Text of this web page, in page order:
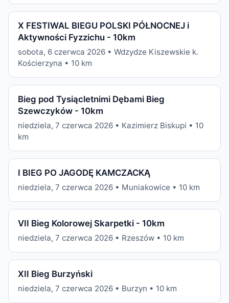
X FESTIWAL BIEGU POLSKI PÓŁNOCNEJ i
Aktywności Fyzzichu - 10km
sobota, 6 czerwca 2026 • Wdzydze Kiszewskie k.
Kościerzyna • 10 km
Bieg pod Tysiącletnimi Dębami Bieg
Szewczyków - 10km
niedziela, 7 czerwca 2026 • Kazimierz Biskupi • 10
km
I BIEG PO JAGODĘ KAMCZACKĄ
niedziela, 7 czerwca 2026 • Muniakowice • 10 km
VII Bieg Kolorowej Skarpetki - 10km
niedziela, 7 czerwca 2026 • Rzeszów • 10 km
XII Bieg Burzyński
niedziela, 7 czerwca 2026 • Burzyn • 10 km